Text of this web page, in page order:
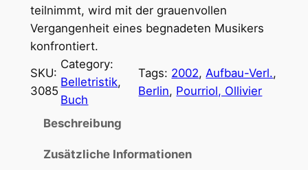
teilnimmt, wird mit der grauenvollen
Vergangenheit eines begnadeten Musikers
konfrontiert.
SKU:
3085
Category:
Belletristik
Buch
Tags: 2002, Aufbau-Verl.
Berlin, Pourriol, Ollivier
Beschreibung
Zusätzliche Informationen